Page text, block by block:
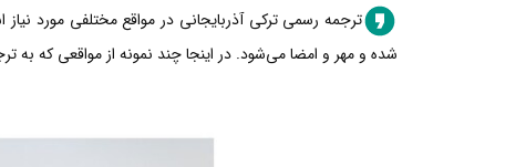
ترجمه رسمی ترکی آذربایجانی در مواقع مختلفی مورد
شده و مهر و امضا می‌شود. در اینجا چند نمونه از مواقعی که به